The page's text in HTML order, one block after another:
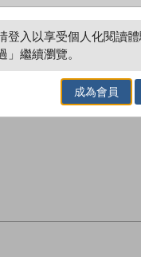
試閲
登入以享受個人化閱讀
」繼續瀏覽。
成為會員